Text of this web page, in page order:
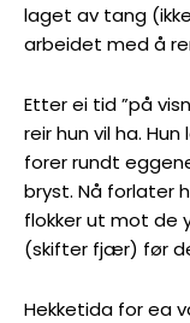
laget av tang
arbeidet med å
Etter ei tid ”på
reir hun vil ha.
forer rundt
bryst. Nå forlater
flokker ut mot de
(skifter fjær) før
Hekketida for ea